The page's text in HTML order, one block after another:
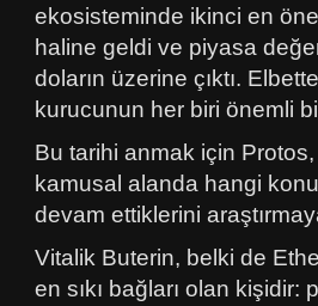
ekosisteminde ikinci en
haline geldi ve piyasa
doların üzerine çıktı.
kurucunun her biri önemli
Bu tarihi anmak için Protos,
kamusal alanda hangi
devam ettiklerini
Vitalik Buterin, belki de
en sıkı bağları olan kişidir: